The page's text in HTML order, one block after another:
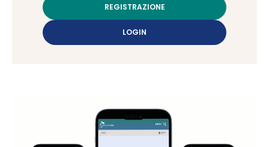
REGISTRAZIONE
LOGIN